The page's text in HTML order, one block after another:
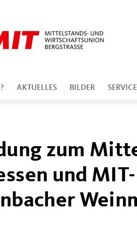
AKTUELLES BILDER SERVICE
zum
und